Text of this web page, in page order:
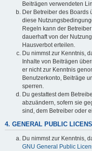
Beiträgen verwendeten
Der Betreiber des Boards
diese
Regeln kann der
dauerhaft von der
Hausverbot erteilen.
Du nimmst zur Kenntnis,
Inhalte von Beiträgen
er nicht zur Kenntnis
Benutzerkonto, Beiträge
sperren.
Du gestattest dem
abzuändern, sofern sie
sind, dem Betreiber oder
4. GENERAL PUBLIC
Du nimmst zur Kenntnis,
GNU General Public